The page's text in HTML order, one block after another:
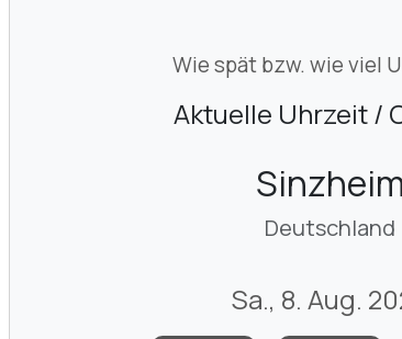
Wie spät bzw. wie viel
Aktuelle Uhrzeit /
Sinzheim
Deutschland
Sa., 8. Aug.